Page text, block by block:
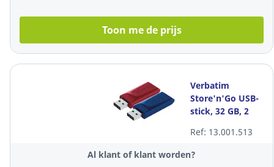
Toon me de prijs
Verbatim
Store'n'Go USB-
stick, 32 GB, 2
blauw
Ref: 13.001.513
Al klant of klant worden?